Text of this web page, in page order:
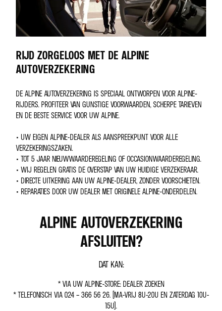
RIJD ZORGELOOS MET DE ALPINE
AUTOVERZEKERING
DE ALPINE AUTOVERZEKERING IS SPECIAAL ONTWORPEN VOOR ALPINE-
RIJDERS. PROFITEER VAN GUNSTIGE VOORWAARDEN, SCHERPE TARIEVEN
EN DE BESTE SERVICE VOOR UW ALPINE.
• UW EIGEN ALPINE-DEALER ALS AANSPREEKPUNT VOOR ALLE
VERZEKERINGSZAKEN.
• TOT 5 JAAR NIEUWWAARDEREGELING OF OCCASIONWAARDEREGELING.
• WIJ REGELEN GRATIS DE OVERSTAP VAN UW HUIDIGE VERZEKERAAR.
• DIRECTE UITKERING AAN UW ALPINE-DEALER, ZONDER VOORSCHIETEN.
• REPARATIES DOOR UW DEALER MET ORIGINELE ALPINE-ONDERDELEN.
ALPINE AUTOVERZEKERING
AFSLUITEN?
DAT KAN:
* VIA UW ALPINE-STORE: DEALER ZOEKEN
* TELEFONISCH VIA 024 – 366 56 26. (MA-VRIJ 8U-20U EN ZATERDAG 10U-
15U).